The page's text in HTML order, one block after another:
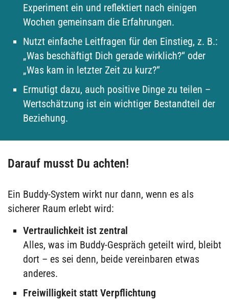
Experiment ein und reflektiert nach einigen
Wochen gemeinsam die Erfahrungen.
Nutzt einfache Leitfragen für den Einstieg, z. B.:
„Was beschäftigt Dich gerade wirklich?“ oder
„Was kam in letzter Zeit zu kurz?“
Ermutigt dazu, auch positive Dinge zu teilen –
Wertschätzung ist ein wichtiger Bestandteil der
Beziehung.
Darauf musst Du achten!
Ein Buddy-System wirkt nur dann, wenn es als
sicherer Raum erlebt wird:
Vertraulichkeit ist zentral
Alles, was im Buddy-Gespräch geteilt wird, bleibt
dort – es sei denn, beide vereinbaren etwas
anderes.
Freiwilligkeit statt Verpflichtung